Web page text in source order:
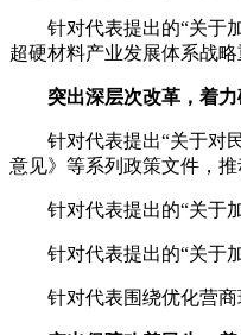
针对代表提出的“关于加
超硬材料产业发展体系战略
突出深层次改革，着
针对代表提出“关于对民
意见》等系列政策文件，
针对代表提出的“关于加
针对代表提出的“关于加
针对代表围绕优化营商环